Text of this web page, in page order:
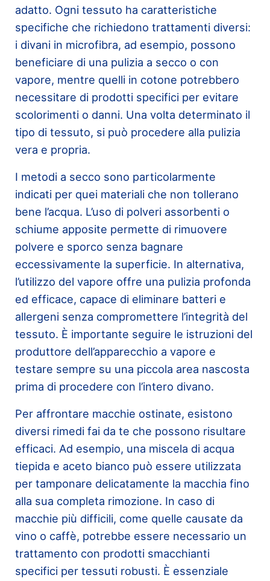
adatto. Ogni tessuto ha caratteristiche
specifiche che richiedono trattamenti diversi:
i divani in microfibra, ad esempio, possono
beneficiare di una pulizia a secco o con
vapore, mentre quelli in cotone potrebbero
necessitare di prodotti specifici per evitare
scolorimenti o danni. Una volta determinato il
tipo di tessuto, si può procedere alla pulizia
vera e propria.
I metodi a secco sono particolarmente
indicati per quei materiali che non tollerano
bene l’acqua. L’uso di polveri assorbenti o
schiume apposite permette di rimuovere
polvere e sporco senza bagnare
eccessivamente la superficie. In alternativa,
l’utilizzo del vapore offre una pulizia profonda
ed efficace, capace di eliminare batteri e
allergeni senza compromettere l’integrità del
tessuto. È importante seguire le istruzioni del
produttore dell’apparecchio a vapore e
testare sempre su una piccola area nascosta
prima di procedere con l’intero divano.
Per affrontare macchie ostinate, esistono
diversi rimedi fai da te che possono risultare
efficaci. Ad esempio, una miscela di acqua
tiepida e aceto bianco può essere utilizzata
per tamponare delicatamente la macchia fino
alla sua completa rimozione. In caso di
macchie più difficili, come quelle causate da
vino o caffè, potrebbe essere necessario un
trattamento con prodotti smacchianti
specifici per tessuti robusti. È essenziale